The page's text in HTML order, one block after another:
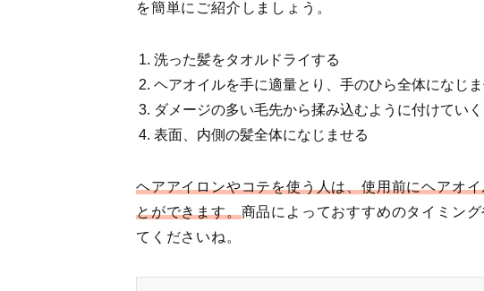
を簡単にご紹介しましょう。
洗った髪をタオルドライする
ヘアオイルを手に適量とり、手のひら全体になじ
ダメージの多い毛先から揉み込むように付けていく
表面、内側の髪全体になじませる
ヘアアイロンやコテを使う人は、使用前にヘアオ
とができます。商品によっておすすめのタイミン
てくださいね。